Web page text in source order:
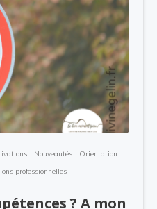
Nouveautés
Orientation
professionnelles
? A mon